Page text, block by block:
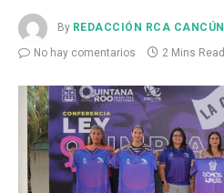
By REDACCIÓN RCA CANCÚN
No hay comentarios
2 Mins Read